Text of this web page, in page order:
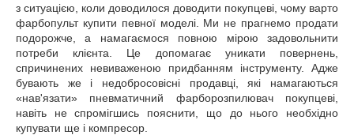
з ситуацією, коли доводилося доводити покупцеві, чому варто
фарбопульт купити певної моделі. Ми не прагнемо продати
подорожче, а намагаємося повною мірою задовольнити
потреби клієнта. Це допомагає уникати повернень,
спричинених невиваженою придбанням інструменту. Адже
бувають же і недобросовісні продавці, які намагаються
«нав'язати» пневматичний фарборозпилювач покупцеві,
навіть не спромігшись пояснити, що до нього необхідно
купувати ще і компресор.